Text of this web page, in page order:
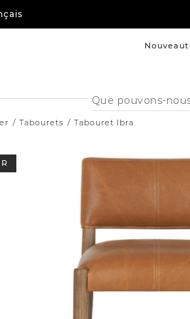
Cataloque
de
Tabourets Tabouret Ibra